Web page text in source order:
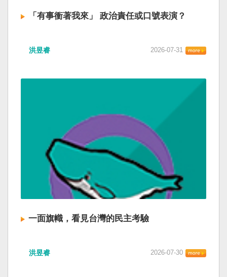
「有事衝著我來」 政治責任或口號表演？
洪昱睿 2026-07-31
一面旗幟，看見台灣的民主考驗
洪昱睿 2026-07-30